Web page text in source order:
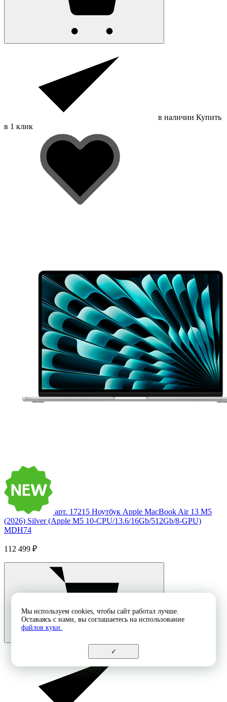
в наличии Купить
в 1 клик
арт. 17215 Ноутбук Apple MacBook Air 13 M5
(2026) Silver (Apple M5 10-CPU/13.6/16Gb/512Gb/8-GPU)
MDH74
112 499 ₽
Мы используем cookies, чтобы сайт работал лучше.
Оставаясь с нами, вы соглашаетесь на использование
файлов куки.
✓